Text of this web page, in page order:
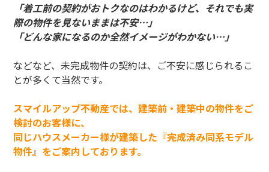
「着工前の契約がおトクなのはわかるけど、それでも実
際の物件を見ないままは不安…」
「どんな家になるのか全然イメージがわかない…」
などなど、未完成物件の契約は、ご不安に感じられるこ
とが多くて当然です。
スマイルアップ不動産では、建築前・建築中の物件をご
検討のお客様に、
同じハウスメーカー様が建築した『完成済み同系モデル
物件』をご案内しております。